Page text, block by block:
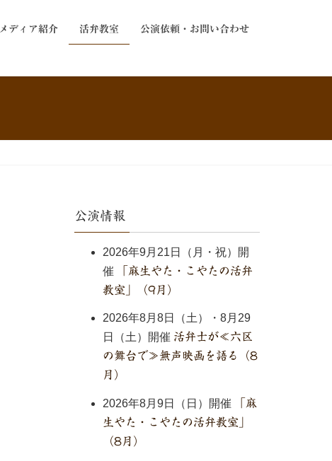
メディア紹介 活弁教室 公演依頼・お問い合わせ
公演情報
2026年9月21日（月・祝）開
催
「麻生やた・こやたの活弁
教室」（9月）
2026年8月8日（土）・8月29
日（土）開催 活弁士が≪六区
の舞台で≫無声映画を語る（8
月）
2026年8月9日（日）開催
「麻
生やた・こやたの活弁教室」
（8月）